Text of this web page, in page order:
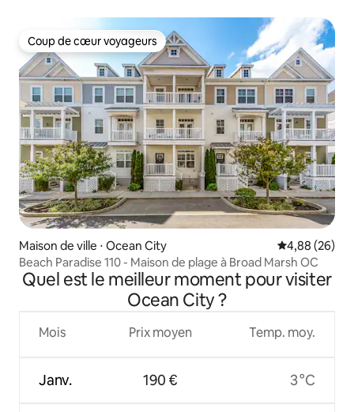
Coup de cœur voyageurs
Coup de cœur voyageurs
Maison de ville ⋅ Ocean City Évaluation
4,88 (26)
Beach Paradise 110 - Maison de plage à Broad Marsh OC
Quel est le meilleur moment pour visiter
Ocean City ?
Mois
Janv.
Prix moyen
190 €
Temp. moy.
3 °C